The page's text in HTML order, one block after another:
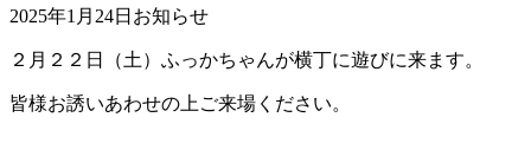
2025年1月24日 お知らせ
２月２２日（土）ふっかちゃんが横丁に遊びに来ます。
皆様お誘いあわせの上ご来場ください。